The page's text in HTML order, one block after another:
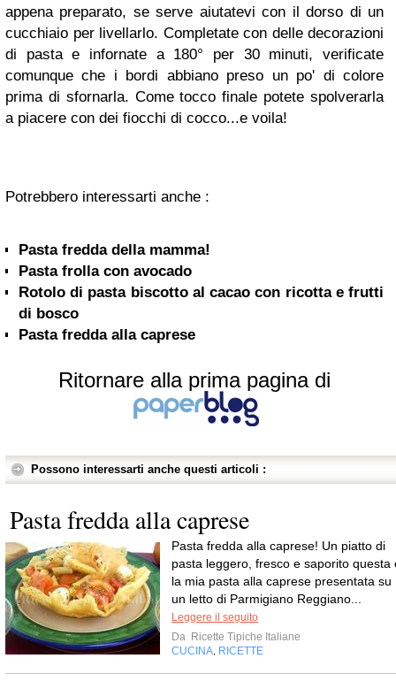
appena preparato, se serve aiutatevi con il dorso di un
cucchiaio per livellarlo. Completate con delle decorazioni
di pasta e infornate a 180° per 30 minuti, verificate
comunque che i bordi abbiano preso un po' di colore
prima di sfornarla. Come tocco finale potete spolverarla
a piacere con dei fiocchi di cocco...e voila!
Potrebbero interessarti anche :
Pasta fredda della mamma!
Pasta frolla con avocado
Rotolo di pasta biscotto al cacao con ricotta e frutti
di bosco
Pasta fredda alla caprese
Ritornare alla prima pagina di
Possono interessarti anche questi articoli :
Pasta fredda alla caprese
Pasta fredda alla caprese! Un piatto di
pasta leggero, fresco e saporito questa
la mia pasta alla caprese presentata su
un letto di Parmigiano Reggiano...
Leggere il seguito
Da Ricette Tipiche Italiane
CUCINA RICETTE